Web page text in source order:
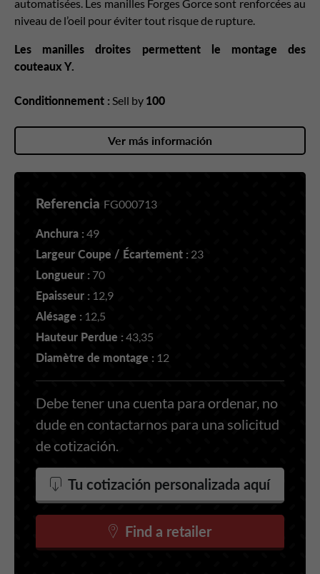
automatisées. Les manilles Forges Gorce sont renforcées au
niveau de l’oeil pour éviter tout risque de rupture.
Les manilles droites permettent le montage des
couteaux Y.
Conditionnement : Sell by 100
Ver más información
Referencia FG000713
Anchura : 49
Largeur Coupe / Écartement : 23
Longueur : 70
Epaisseur : 12,9
Alésage : 12,5
Hauteur Perdue : 43,35
Diamètre de montage : 12
Debe tener una cuenta para ordenar, no
dude en contactarnos para una solicitud
de cotización.
Tu cotización personalizada aquí
Find a retailer